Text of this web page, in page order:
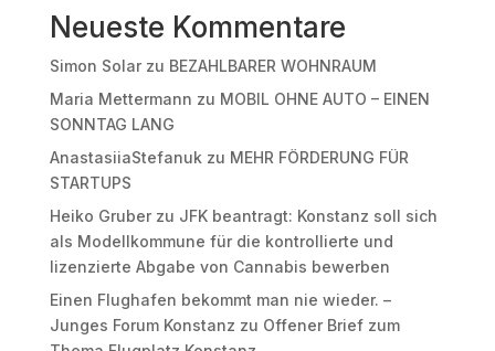
Neueste Kommentare
Simon Solarzu BEZAHLBARER WOHNRAUM
Maria Mettermann zu MOBIL OHNE AUTO – EINEN
SONNTAG LANG
AnastasiiaStefanuk zu MEHR FÖRDERUNG FÜR
STARTUPS
Heiko Gruberzu JFK beantragt: Konstanz soll sich
als Modellkommune für die kontrollierte und
lizenzierte Abgabe von Cannabis bewerben
Einen Flughafen bekommt man nie wieder. –
Junges Forum Konstanz zu Offener Brief zum